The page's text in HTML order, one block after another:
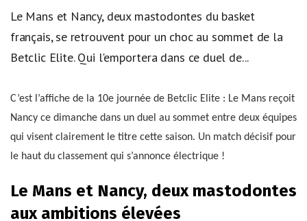
Le Mans et Nancy, deux mastodontes du basket
français, se retrouvent pour un choc au sommet de la
Betclic Elite. Qui l'emportera dans ce duel de...
C’est l’affiche de la 10e journée de Betclic Elite : Le Mans reçoit
Nancy ce dimanche dans un duel au sommet entre deux équipes
qui visent clairement le titre cette saison. Un match décisif pour
le haut du classement qui s’annonce électrique !
Le Mans et Nancy, deux mastodontes
aux ambitions élevées